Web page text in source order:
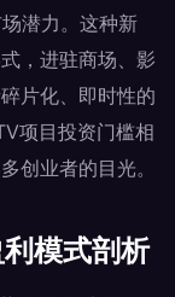
潜力。这种新
，进驻商场、影
片化、即时性的
项目投资门槛相
创业者的目光。
模式剖析